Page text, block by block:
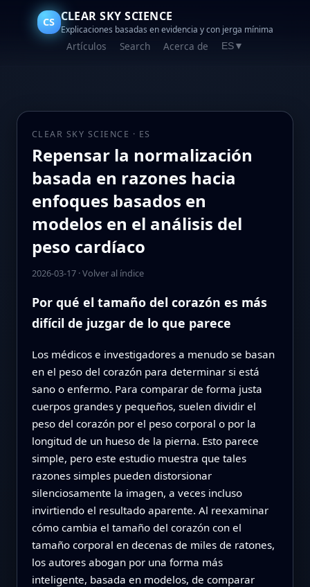
CS CLEAR SKY SCIENCE
Explicaciones basadas en evidencia y con jerga mínima
Artículos Search Acerca de ES ▼
CLEAR SKY SCIENCE · ES
Repensar la normalización
basada en razones hacia
enfoques basados en
modelos en el análisis del
peso cardíaco
2026-03-17·Volver al índice
Por qué el tamaño del corazón es más
difícil de juzgar de lo que parece
Los médicos e investigadores a menudo se basan
en el peso del corazón para determinar si está
sano o enfermo. Para comparar de forma justa
cuerpos grandes y pequeños, suelen dividir el
peso del corazón por el peso corporal o por la
longitud de un hueso de la pierna. Esto parece
simple, pero este estudio muestra que tales
razones simples pueden distorsionar
silenciosamente la imagen, a veces incluso
invirtiendo el resultado aparente. Al reexaminar
cómo cambia el tamaño del corazón con el
tamaño corporal en decenas de miles de ratones,
los autores abogan por una forma más
inteligente, basada en modelos, de comparar